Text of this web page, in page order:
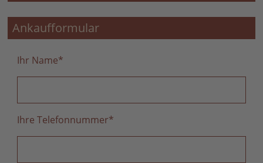
Ankaufformular
Ihr Name*
Ihre Telefonnummer*